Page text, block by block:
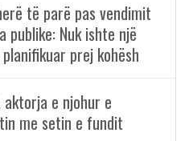
të parë pas vendimit
publike: Nuk ishte një
prej kohësh
e njohur e
me setin e fundit